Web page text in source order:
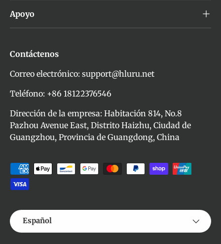
Apoyo
Contáctenos
Correo electrónico: support@hluru.net
Teléfono: +86 18122376546
Dirección de la empresa: Habitación 814, No.8
Pazhou Avenue East, Distrito Haizhu, Ciudad de
Guangzhou, Provincia de Guangdong, China
Formas de pago aceptadas
Idioma
Español